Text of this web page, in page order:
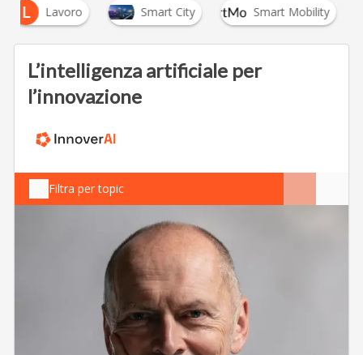
L
Lavoro Smart City Smart Mobility
L’intelligenza artificiale per
l’innovazione
Filtra per topic